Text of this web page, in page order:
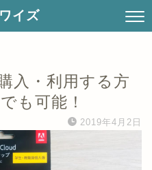
イズ
入・利用する方
も可能！
2019年4月2日